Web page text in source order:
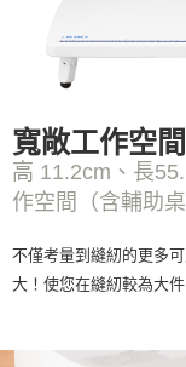
寬敞工作空
高 11.2cm、長
作空間（含輔助桌
不僅考量到縫紉的更多
大！使您在縫紉較為大